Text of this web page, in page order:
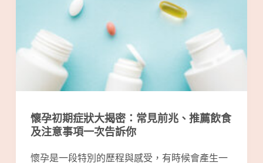
懷孕初期症狀大揭密：常見前兆、推薦飲食
及注意事項一次告訴你
懷孕是一段特別的歷程與感受，有時候會產生一